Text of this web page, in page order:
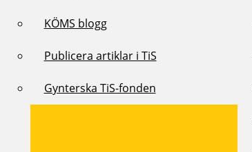
KÖMS blogg
Publicera artiklar i TiS
Gynterska TiS-fonden